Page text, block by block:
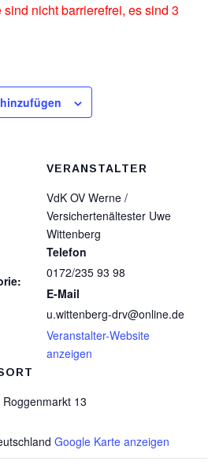
nicht barrierefrei, es sind 3
13
Google Karte anzeigen
VERANSTALTER
VdK OV Werne /
Versichertenältester Uwe
Wittenberg
Telefon
0172/235 93 98
E-Mail
u.wittenberg-drv@online.de
Veranstalter-Website
anzeigen